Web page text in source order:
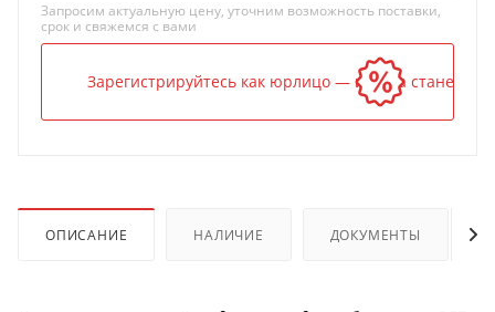
Запросим актуальную цену, уточним возможность поставки,
срок и свяжемся с вами
Зарегистрируйтесь как юрлицо — и цена станет
ОПИСАНИЕ НАЛИЧИЕ ДОКУМЕНТЫ